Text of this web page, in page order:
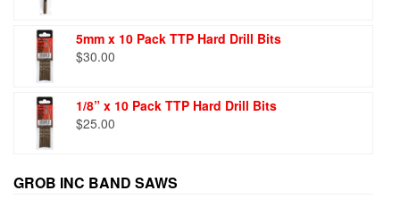
5mm x 10 Pack TTP Hard Drill Bits
$30.00
1/8” x 10 Pack TTP Hard Drill Bits
$25.00
GROB INC BAND SAWS